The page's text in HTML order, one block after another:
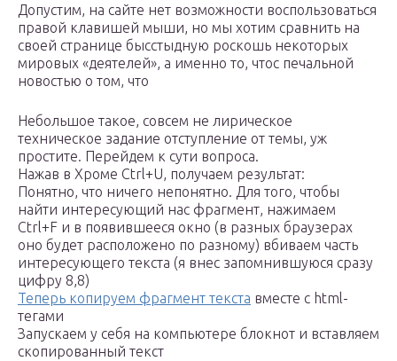
Допустим, на сайте нет возможности воспользоваться
правой клавишей мыши, но мы хотим сравнить на
своей странице бысстыдную роскошь некоторых
мировых «деятелей», а именно то, чтос печальной
новостью о том, что
Небольшое такое, совсем не лирическое
техническое задание отступление от темы, уж
простите. Перейдем к сути вопроса.
Нажав в Хроме Сtrl+U, получаем результат:
Понятно, что ничего непонятно. Для того, чтобы
найти интересующий нас фрагмент, нажимаем
Ctrl+F и в появившееся окно (в разных браузерах
оно будет расположено по разному) вбиваем часть
интересующего текста (я внес запомнившуюся сразу
цифру 8,8)
Теперь копируем фрагмент текста вместе с html-
тегами
Запускаем у себя на компьютере блокнот и вставляем
скопированный текст